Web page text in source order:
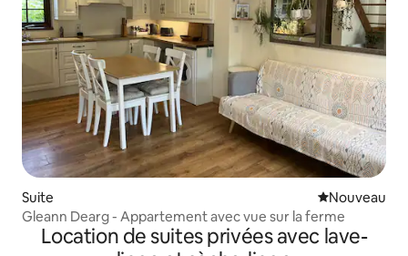
Suite Nouvel
Nouveau
Gleann Dearg - Appartement avec vue sur la ferme
Location de suites privées avec lave-